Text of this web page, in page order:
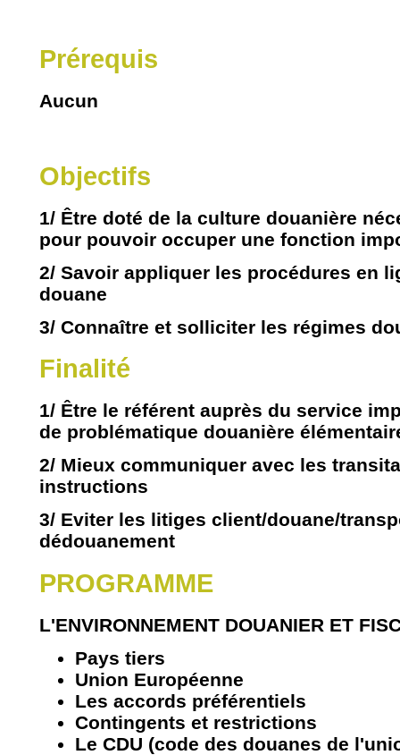
Prérequis
Aucun
Objectifs
1/ Être doté de la culture douanière
pour pouvoir occuper une fonction
2/ Savoir appliquer les procédures en
douane
3/ Connaître et solliciter les régimes
Finalité
1/ Être le référent auprès du service
de problématique douanière
2/ Mieux communiquer avec les
instructions
3/ Eviter les litiges client/douane/
dédouanement
PROGRAMME
L'ENVIRONNEMENT DOUANIER ET
Pays tiers
Union Européenne
Les accords préférentiels
Contingents et restrictions
Le CDU (code des douanes de